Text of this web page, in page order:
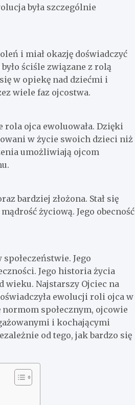
była szczególnie
i miał okazję doświadczyć
ściśle związane z rolą
w opiekę nad dziećmi i
wiele faz ojcostwa.
ojca ewoluowała. Dzięki
w życie swoich dzieci niż
umożliwiają ojcom
bardziej złożona. Stał się
życiową. Jego obecność
Jego
Jego historia życia
wieku. Najstarszy Ojciec na
ewolucji roli ojca w
społecznym, ojcowie
i kochającymi
od tego, jak bardzo się